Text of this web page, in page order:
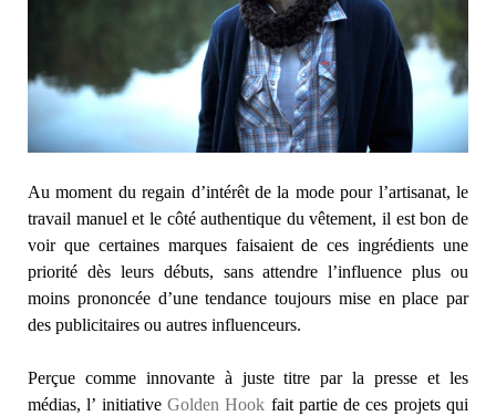
Au moment du regain d’intérêt de la mode pour l’artisanat, le
travail manuel et le côté authentique du vêtement, il est bon de
voir que certaines marques faisaient de ces ingrédients une
priorité dès leurs débuts, sans attendre l’influence plus ou
moins prononcée d’une tendance toujours mise en place par
des publicitaires ou autres influenceurs.
Perçue comme innovante à juste titre par la presse et les
médias, l’ initiative Golden Hook fait partie de ces projets qui